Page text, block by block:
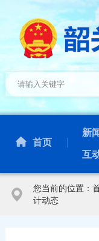
首页
新
互
您当前的位置：
计动态